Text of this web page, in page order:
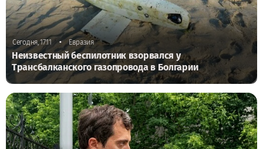
Сегодня, 17:11 • Евразия
Неизвестный беспилотник взорвался у
Трансбалканского газопровода в Болгарии